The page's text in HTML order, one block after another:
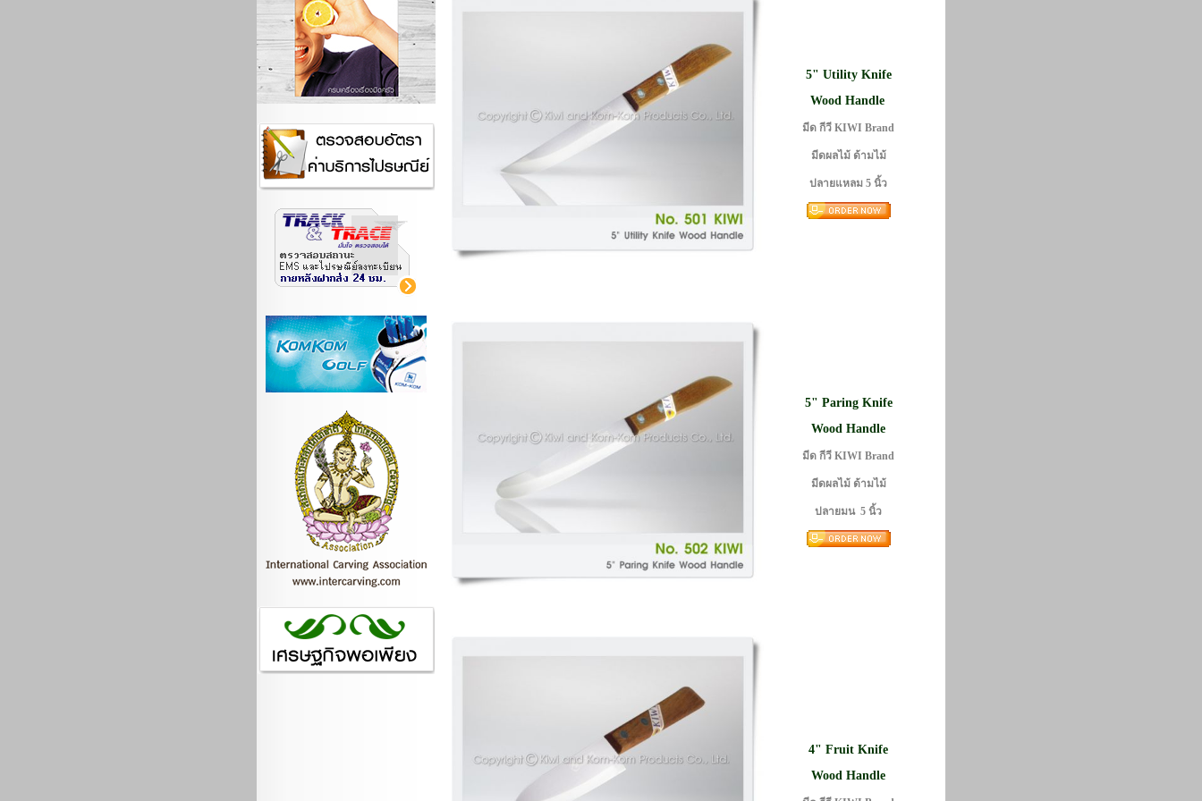
5" Utility Knife
Wood Handle
มีด กีวี KIWI Brand
มีดผลไม้ ด้ามไม้
ปลายแหลม 5 นิ้ว
5" Paring Knife
Wood Handle
มีด กีวี KIWI Brand
มีดผลไม้ ด้ามไม้
ปลายมน 5 นิ้ว
4" Fruit Knife
Wood Handle